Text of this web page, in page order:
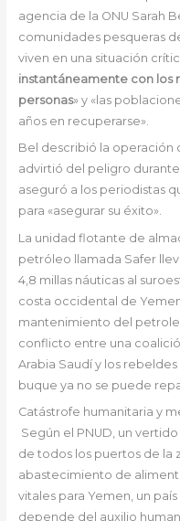
agencia de la ONU Sarah
comunidades pesqueras
viven en una situación
instantáneamente con los
personas» y «las
años en recuperarse».
Bel describió la operación
advirtió del peligro
aseguró a los periodistas
para «asegurar su éxito».
La unidad flotante de
petróleo llamada Safer
4,8 millas náuticas al
costa occidental de
mantenimiento del
conflicto entre una
Arabia Saudí y los
buque ya no se puede
Catástrofe humanitaria y
Según el PNUD, un
de todos los puertos de la
abastecimiento de
vitales para Yemen, un
depende del auxilio